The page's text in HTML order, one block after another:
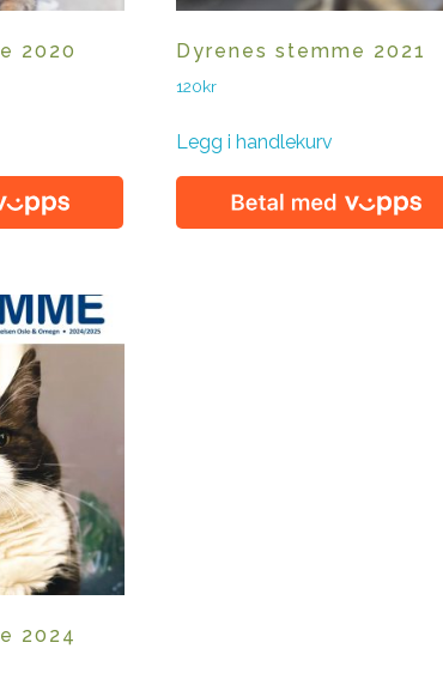
2020 Dyrenes stemme 2021
120kr
Legg i handlekurv
2024